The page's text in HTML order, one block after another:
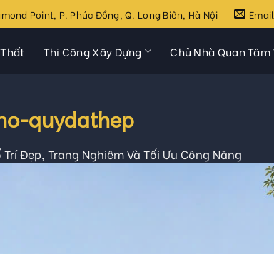
Point, P. Phúc Đồng, Q. Long Biên, Hà Nội Email
Thi Công Xây Dựng Chủ Nhà Quan Tâm
quydathep
Đẹp, Trang Nghiêm Và Tối Ưu Công Năng